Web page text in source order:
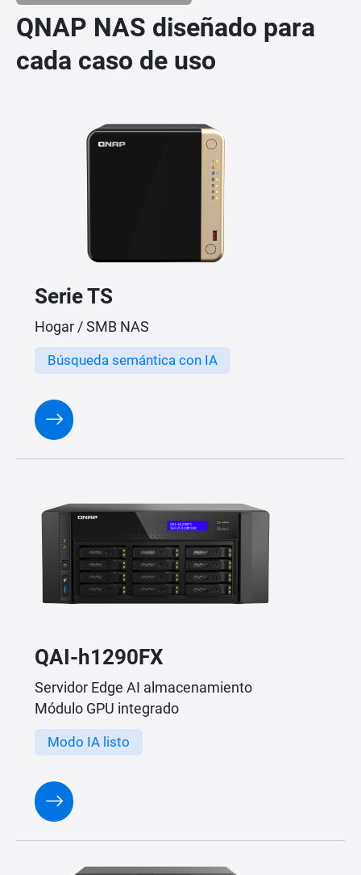
QNAP NAS diseñado para
cada caso de uso
Serie TS
Hogar / SMB NAS
Búsqueda semántica con IA
QAI-h1290FX
Servidor Edge AI almacenamiento
Módulo GPU integrado
Modo IA listo